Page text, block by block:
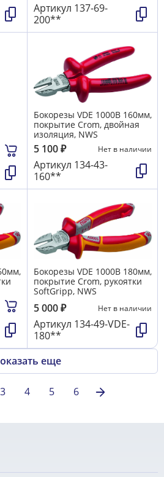
Артикул 137-69-
200**
Бокорезы VDE 1000В 160мм,
покрытие Crom, двойная
изоляция, NWS
5 100₽ Нет в наличии
Артикул 134-43-
160**
Бокорезы VDE 1000В 180мм,
покрытие Crom, рукоятки
SoftGripp, NWS
5 000₽ Нет в наличии
Артикул 134-49-VDE-
180**
еще
3 4 5 6